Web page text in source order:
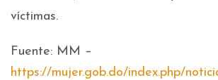
víctimas.
Fuente: MM –
https://mujer.gob.do/index.php/